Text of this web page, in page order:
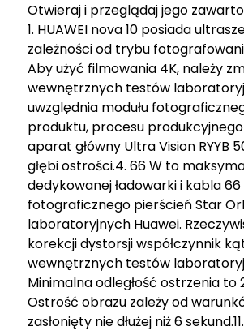
Otwieraj i przeglądaj jego
1. HUAWEI nova 10 posiada
zależności od trybu
Aby użyć filmowania 4K, należy
wewnętrznych testów
uwzględnia modułu
produktu, procesu
aparat główny Ultra Vision
głębi ostrości.4. 66 W to
dedykowanej ładowarki i kabla
fotograficznego pierścień Star
laboratoryjnych Huawei.
korekcji dystorsji współczynnik
wewnętrznych testów
Minimalna odległość ostrzenia to
Ostrość obrazu zależy od
zasłonięty nie dłużej niż 6